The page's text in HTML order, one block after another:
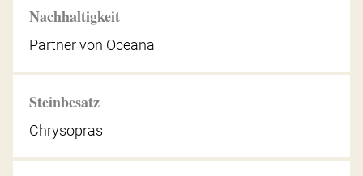
Nachhaltigkeit
Partner von Oceana
Steinbesatz
Chrysopras